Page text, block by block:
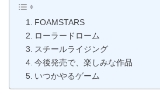
FOAMSTARS
ローラードローム
スチールライジング
今後発売で、楽しみな作品
いつかやるゲーム